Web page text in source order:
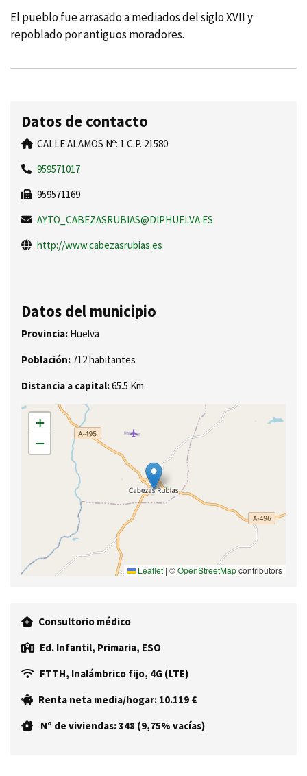
El pueblo fue arrasado a mediados del siglo XVII y
repoblado por antiguos moradores.
Datos de contacto
CALLE ALAMOS Nº: 1 C.P. 21580
959571017
959571169
AYTO_CABEZASRUBIAS@DIPHUELVA.ES
http://www.cabezasrubias.es
Datos del municipio
Provincia: Huelva
Población: 712 habitantes
Distancia a capital:65.5 Km
+
−
Leaflet | ©OpenStreetMapcontributors
Consultorio médico
Ed. Infantil, Primaria, ESO
FTTH, Inalámbrico fijo, 4G (LTE)
Renta neta media/hogar: 10.119 €
Nº de viviendas: 348 (9,75% vacías)